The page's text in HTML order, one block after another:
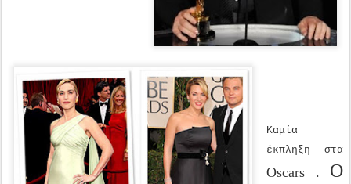
Καμία
έκπληξη στα
Oscars . Ο